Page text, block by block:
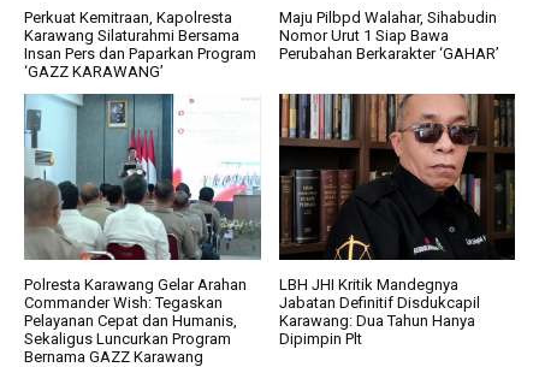
Perkuat Kemitraan, Kapolresta
Karawang Silaturahmi Bersama
Insan Pers dan Paparkan Program
‘GAZZ KARAWANG’
Maju Pilbpd Walahar, Sihabudin
Nomor Urut 1 Siap Bawa
Perubahan Berkarakter ‘GAHAR’
Polresta Karawang Gelar Arahan
Commander Wish: Tegaskan
Pelayanan Cepat dan Humanis,
Sekaligus Luncurkan Program
Bernama GAZZ Karawang
LBH JHI Kritik Mandegnya
Jabatan Definitif Disdukcapil
Karawang: Dua Tahun Hanya
Dipimpin Plt